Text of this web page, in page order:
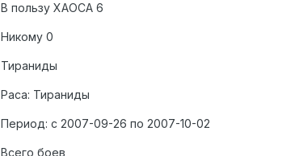
В пользу ХАОСА 6
Никому 0
Тираниды
Раса: Тираниды
Период: с 2007-09-26 по 2007-10-02
Всего боев